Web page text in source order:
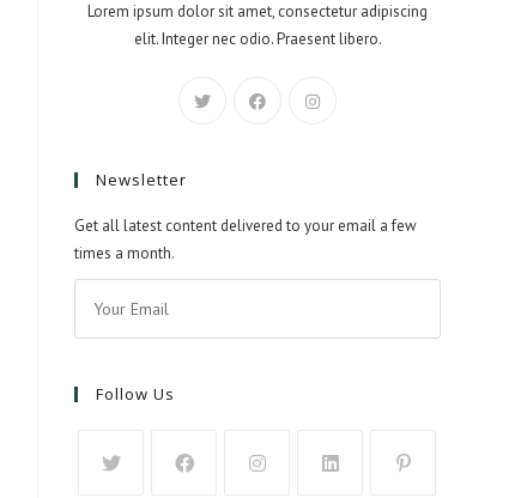
Lorem ipsum dolor sit amet, consectetur adipiscing
elit. Integer nec odio. Praesent libero.
Newsletter
Get all latest content delivered to your email a few
times a month.
Follow Us